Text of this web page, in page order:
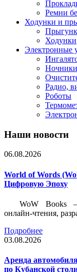
Ремни
Ходунки и
Ходунки
Электронные
Ночники
Радио,
Роботы
Наши новости
06.08.2026
World of Words
Цифровую Эпоху
WoW Books
онлайн-чтения,
Подробнее
03.08.2026
Аренда
по Кубанской